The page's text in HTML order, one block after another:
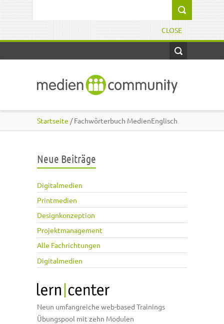
CLOSE
Startseite / Fachwörterbuch MedienEnglisch
Neue Beiträge
Digitalmedien
Printmedien
Designkonzeption
Projektmanagement
Alle Fachrichtungen
Digitalmedien
Neun umfangreiche web-based Trainings
Übungspool mit zehn Modulen